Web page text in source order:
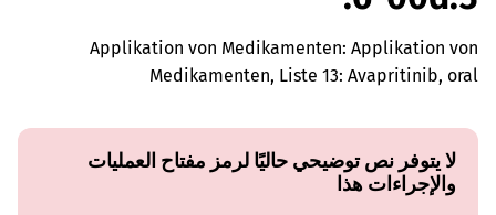
Applikation von Medikamenten: Applikation von
Medikamenten, Liste 13: Avapritinib, oral
لا يتوفر نص توضيحي حاليًا لرمز مفتاح العمليات
والإجراءات هذا